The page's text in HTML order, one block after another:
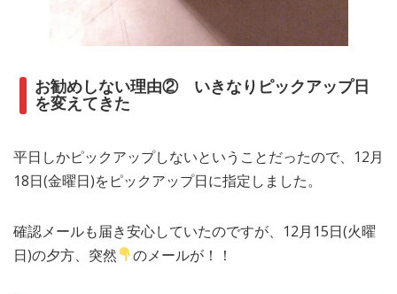
お勧めしない理由② いきなりピックアップ日
を変えてきた
平日しかピックアップしないということだったので、12月
18日(金曜日)をピックアップ日に指定しました。
確認メールも届き安心していたのですが、12月15日(火曜
日)の夕方、突然
のメールが！！